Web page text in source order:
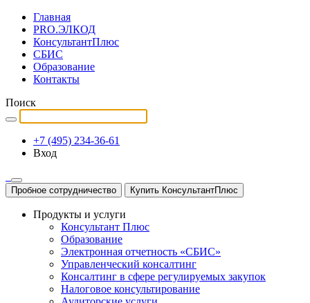
Главная
PRO.ЭЛКОД
КонсультантПлюс
СБИС
Образование
Контакты
Поиск
+7 (495) 234-36-61
Вход
Пробное сотрудничество Купить КонсультантПлюс
Продукты и услуги
Консультант Плюс
Образование
Электронная отчетность «СБИС»
Управленческий консалтинг
Консалтинг в сфере регулируемых закупок
Налоговое консультирование